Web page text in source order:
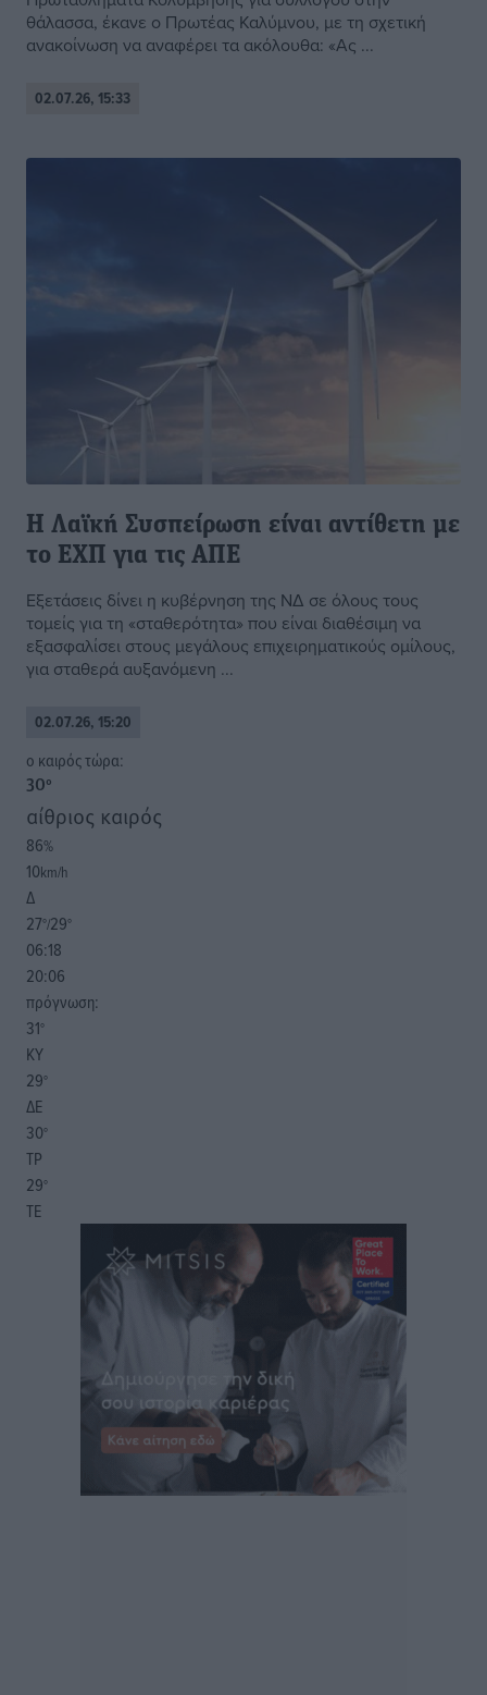
θάλασσα, έκανε ο Πρωτέας Καλύμνου, με τη σχετική
ανακοίνωση να αναφέρει τα ακόλουθα: «Ας ...
02.07.26, 15:33
Η Λαϊκή Συσπείρωση είναι αντίθετη με
το ΕΧΠ για τις ΑΠΕ
Εξετάσεις δίνει η κυβέρνηση της ΝΔ σε όλους τους
τομείς για τη «σταθερότητα» που είναι διαθέσιμη να
εξασφαλίσει στους μεγάλους επιχειρηματικούς ομίλους,
για σταθερά αυξανόμενη ...
02.07.26, 15:20
o καιρός τώρα:
30°
αίθριος καιρός
86%
10km/h
Δ
27°/29°
06:18
20:06
πρόγνωση:
31°
ΚΥ
29°
ΔΕ
30°
ΤΡ
29°
ΤΕ